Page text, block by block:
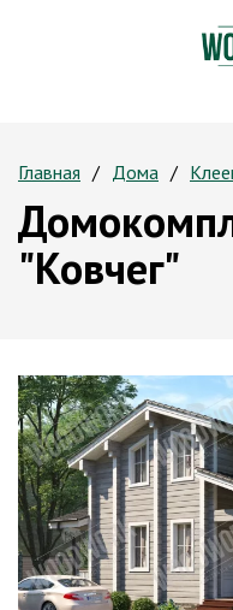
Главная Дома
"Ковчег"